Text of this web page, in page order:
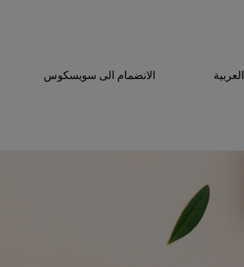
الانضمام الى سويسكوس العربية